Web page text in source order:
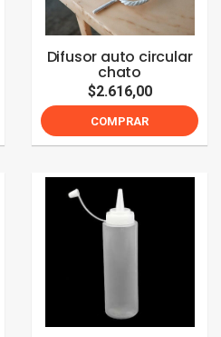
Difusor auto circular
chato
$2.616,00
COMPRAR